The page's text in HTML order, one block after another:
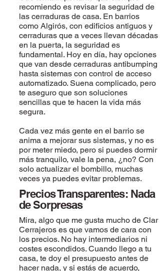
recomiendo es revisar la seguridad de
las cerraduras de casa. En barrios
como Algirós, con edificios antiguos y
cerraduras que a veces llevan décadas
en la puerta, la seguridad es
fundamental. Hoy en día, hay opciones
que van desde cerraduras antibumping
hasta sistemas con control de acceso
automatizado. Suena complicado, pero
te aseguro que son soluciones
sencillas que te hacen la vida más
segura.
Cada vez más gente en el barrio se
anima a mejorar sus sistemas, y no es
por meter miedo, pero si puedes dormir
más tranquilo, vale la pena, ¿no? Con
solo actualizar el bombillo, muchas
veces ya puedes evitar problemas.
Precios Transparentes: Nada
de Sorpresas
Mira, algo que me gusta mucho de Clar
Cerrajeros es que vamos de cara con
los precios. No hay intermediarios ni
costes escondidos. Cuando llego a tu
casa, te doy el presupuesto antes de
hacer nada, y si estás de acuerdo,